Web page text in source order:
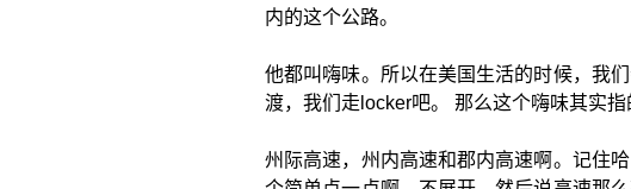
内的这个公路。
他都叫嗨味。所以在美国生活的时候，我
渡，我们走locker吧。 那么这个嗨味其实指
州际高速，州内高速和郡内高速啊。记住